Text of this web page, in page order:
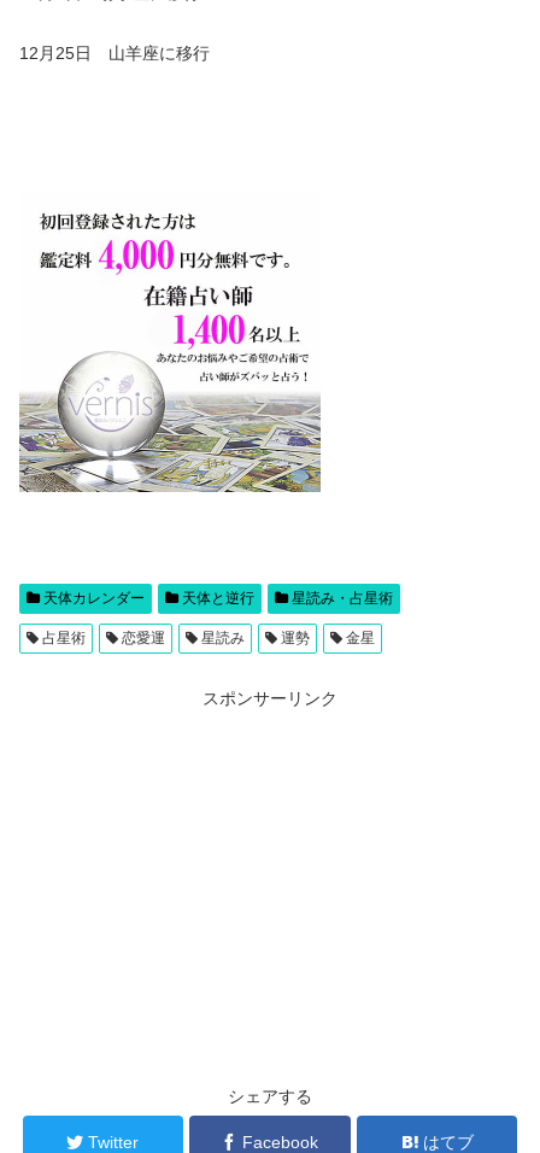
12月25日 山羊座に移行
天体カレンダー 天体と逆行 星読み・占星術
占星術 恋愛運 星読み 運勢 金星
スポンサーリンク
シェアする
Twitter Facebook はてブ